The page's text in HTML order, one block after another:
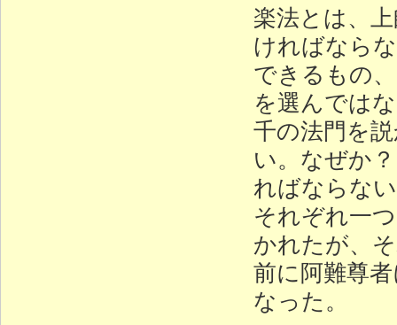
楽法とは、
ければなら
できるもの
を選んでは
千の法門を
い。なぜか
ればならな
それぞれ一
かれたが、
前に阿難尊
なった。